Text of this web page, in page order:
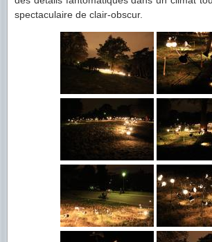
spectaculaire de clair-obscur.